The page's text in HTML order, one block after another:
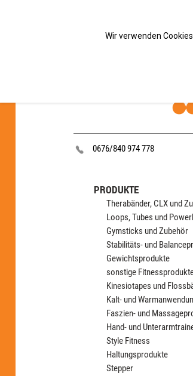
0676/840 974 778
PRODUKTE
Therabänder, CLX und
Loops, Tubes und
Gymsticks und Zubehör
Stabilitäts- und
Gewichtsprodukte
sonstige
Kinesiotapes und
Kalt- und
Faszien- und
Hand- und
Style Fitness
Haltungsprodukte
Stepper
Wir verwenden